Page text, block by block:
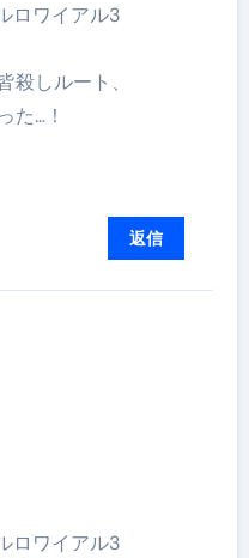
ロワイアル3
殺しルート、
た…！
返信
ロワイアル3